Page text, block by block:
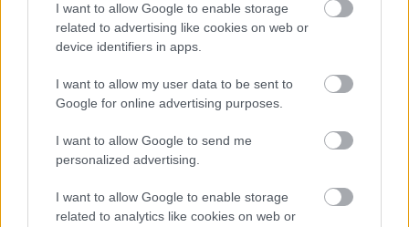
I want to allow Google to enable storage
related to advertising like cookies on web or
device identifiers in apps.
I want to allow my user data to be sent to
Google for online advertising purposes.
I want to allow Google to send me
personalized advertising.
I want to allow Google to enable storage
related to analytics like cookies on web or
TAGS: Τουρκία Κύπρος Γαλλία
BEST OFINTERNET